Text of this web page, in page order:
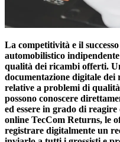
La competitività e il
automobilistico
qualità dei ricambi offerti.
documentazione digitale dei
relative a problemi di
possono conoscere
ed essere in grado di
online TecCom Returns, le
registrare digitalmente un